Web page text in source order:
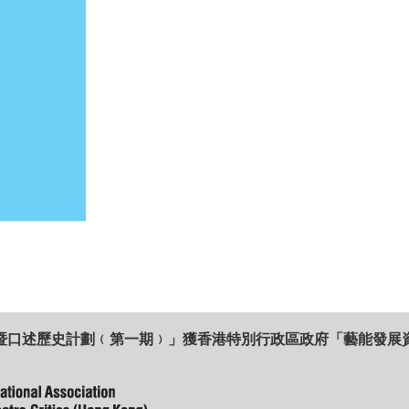
口述歷史計劃﹙第一期﹚」獲香港特別行政區政府「藝能發展